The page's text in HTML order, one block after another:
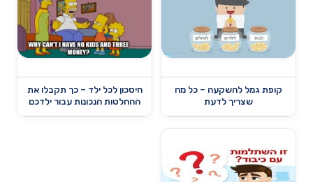
קופת גמל להשקעה – כל מה
שצריך לדעת
חיסכון לכל ילד – כך תקבלו את
ההחלטות הנכונות עבור ילדכם